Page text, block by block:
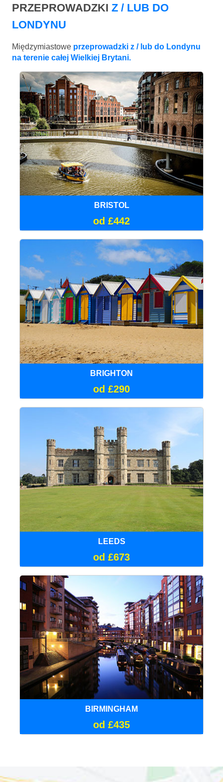
PRZEPROWADZKI Z / LUB DO
LONDYNU
Międzymiastowe przeprowadzki z / lub do Londynu
na terenie całej Wielkiej Brytani.
BRISTOL
od £442
BRIGHTON
od £290
LEEDS
od £673
BIRMINGHAM
od £435